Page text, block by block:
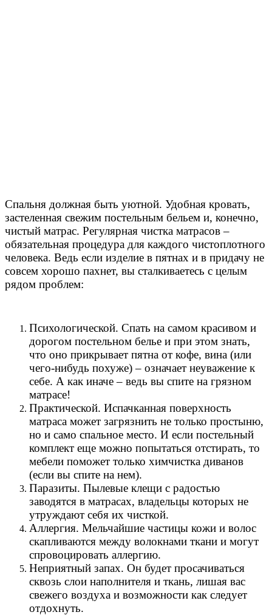
Спальня должная быть уютной. Удобная кровать,
застеленная свежим постельным бельем и, конечно,
чистый матрас. Регулярная чистка матрасов –
обязательная процедура для каждого чистоплотного
человека. Ведь если изделие в пятнах и в придачу не
совсем хорошо пахнет, вы сталкиваетесь с целым
рядом проблем:
Психологической. Спать на самом красивом и
дорогом постельном белье и при этом знать,
что оно прикрывает пятна от кофе, вина (или
чего-нибудь похуже) – означает неуважение к
себе. А как иначе – ведь вы спите на грязном
матрасе!
Практической. Испачканная поверхность
матраса может загрязнить не только простыню,
но и само спальное место. И если постельный
комплект еще можно попытаться отстирать, то
мебели поможет только химчистка диванов
(если вы спите на нем).
Паразиты. Пылевые клещи с радостью
заводятся в матрасах, владельцы которых не
утруждают себя их чисткой.
Аллергия. Мельчайшие частицы кожи и волос
скапливаются между волокнами ткани и могут
спровоцировать аллергию.
Неприятный запах. Он будет просачиваться
сквозь слои наполнителя и ткань, лишая вас
свежего воздуха и возможности как следует
отдохнуть.